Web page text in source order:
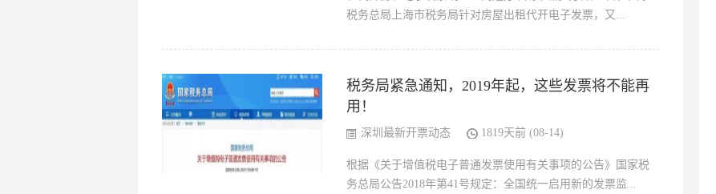
税务总局上海市税务局针对房屋出租代开电子发票，又...
税务局紧急通知，2019年起，这些发票将不能再
用！
深圳最新开票动态 1819天前 (08-14)
根据《关于增值税电子普通发票使用有关事项的公告》国家税
务总局公告2018年第41号规定：全国统一启用新的发票监...